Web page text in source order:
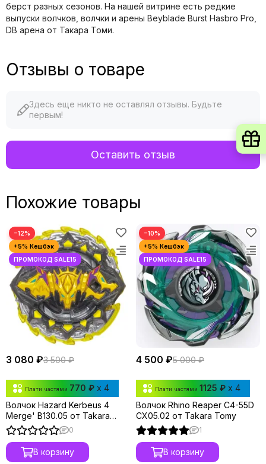
берст разных сезонов. На нашей витрине есть редкие
выпуски волчков, волчки и арены Beyblade Burst Hasbro Pro,
DB арена от Такара Томи.
Отзывы о товаре
Здесь еще никто не оставлял отзывы. Будьте
первым!
Оставить отзыв
Похожие товары
−12%
3 080 ₽3 500 ₽
Плати частями 770 ₽ x 4
Волчок Hazard Kerbeus 4
Merge' B130.05 от Takara
Tomy
0
В корзину
−10%
4 500 ₽5 000 ₽
Плати частями 1125 ₽ x 4
Волчок Rhino Reaper C4-55D
CX05.02 от Takara Tomy
1
В корзину